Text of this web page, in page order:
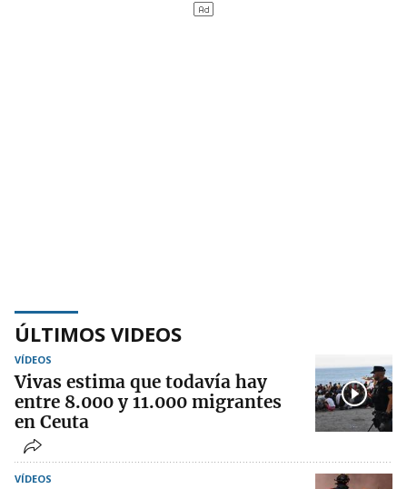
ÚLTIMOS VIDEOS
VÍDEOS
Vivas estima que todavía hay
entre 8.000 y 11.000 migrantes
en Ceuta
VÍDEOS